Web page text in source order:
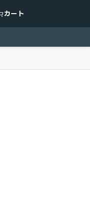
カート